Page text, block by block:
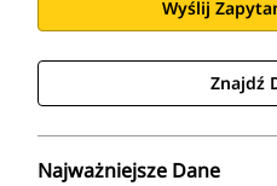
Wyślij
Znajdź
Najważniejsze Dane